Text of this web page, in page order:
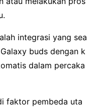
integrasi yang sea
buds dengan k
dalam percaka
faktor pembeda uta